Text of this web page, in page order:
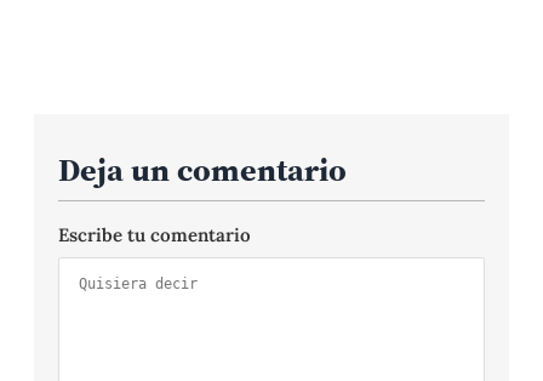
Deja un comentario
Escribe tu comentario